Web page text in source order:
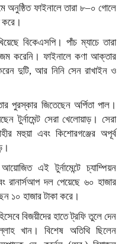
অনুষ্ঠিত ফাইনালে তারা ৮–০ গোলে
করে।
বিকেএসপি। পাঁচ ম্যাচে তারা
করেনি। ফাইনালে কণা আক্তার
দুটি, আর নিনি সেন রাখাইন ও
পুরস্কার জিতেছেন অর্পিতা পাল।
টুর্নামেন্ট সেরা খেলোয়াড়। সেরা
মহুয়া এবং কিশোরগঞ্জের অপূর্ব
এই টুর্নামেন্টে চ্যাম্পিয়ন
রানার্সআপ দল পেয়েছে ৬০ হাজার
১০ হাজার টাকা করে।
বিজয়ীদের হাতে ট্রফি তুলে দেন
খান। বিশেষ অতিথি ছিলেন